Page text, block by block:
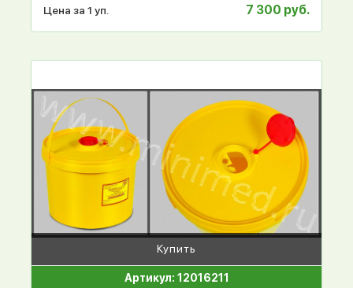
Цена за 1 уп. 7 300 руб.
Купить
Артикул: 12016211